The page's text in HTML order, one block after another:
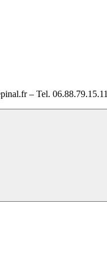
– Tel. 06.88.79.15.11
Menu